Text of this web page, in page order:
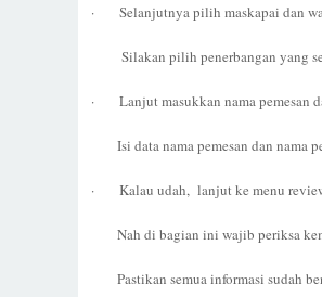
· Selanjutnya pilih maskapai dan
Silakan pilih penerbangan yang
· Lanjut masukkan nama pemesan
Isi data nama pemesan dan nama
· Kalau udah, lanjut ke menu r
Nah di bagian ini wajib periksa
Pastikan semua informasi sudah